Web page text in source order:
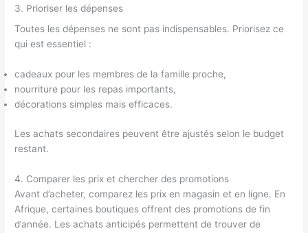
3. Prioriser les dépenses
Toutes les dépenses ne sont pas indispensables. Priorisez ce
qui est essentiel :
cadeaux pour les membres de la famille proche,
nourriture pour les repas importants,
décorations simples mais efficaces.
Les achats secondaires peuvent être ajustés selon le budget
restant.
4. Comparer les prix et chercher des promotions
Avant d’acheter, comparez les prix en magasin et en ligne. En
Afrique, certaines boutiques offrent des promotions de fin
d’année. Les achats anticipés permettent de trouver de